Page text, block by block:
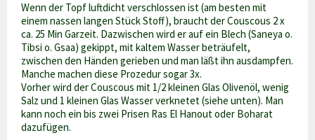
Wenn der Topf luftdicht verschlossen ist (am besten mit
einem nassen langen Stück Stoff), braucht der Couscous 2 x
ca. 25 Min Garzeit. Dazwischen wird er auf ein Blech (Saneya o.
Tibsi o. Gsaa) gekippt, mit kaltem Wasser beträufelt,
zwischen den Händen gerieben und man läßt ihn ausdampfen.
Manche machen diese Prozedur sogar 3x.
Vorher wird der Couscous mit 1/2 kleinen Glas Olivenöl, wenig
Salz und 1 kleinen Glas Wasser verknetet (siehe unten). Man
kann noch ein bis zwei Prisen Ras El Hanout oder Boharat
dazufügen.